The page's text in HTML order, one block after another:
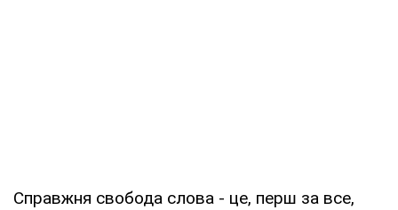
Справжня свобода слова - це, перш за все,